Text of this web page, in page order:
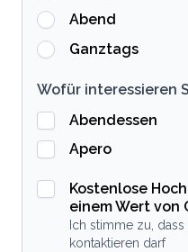
Abend
Ganztags
Wofür interessieren
Abendessen
Apero
Kostenlose
einem Wert von
Ich stimme zu,
kontaktieren darf